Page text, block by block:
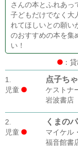
さんの本とふれあっ
子どもだけでなく大
れてほしいとの願い
のおすすめの本を集
い！
：
1.
児童
点子ち
ケストナ
岩波書店
2.
児童
くまの
マイケル
福音館書